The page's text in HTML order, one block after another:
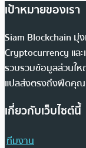
เป้าหมายของเรา
Siam Blockchain มุ่
Cryptocurrency และ
รวบรวมข้อมูลส่วนให
แปลส่งตรงถึงฟีดคุณ
เกี่ยวกับเว็บไซต์นี้
ทีมงาน